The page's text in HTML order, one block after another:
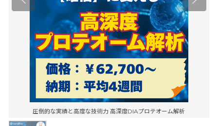
圧倒的な実績と高度な技術力 高深度DIAプロテオーム解析